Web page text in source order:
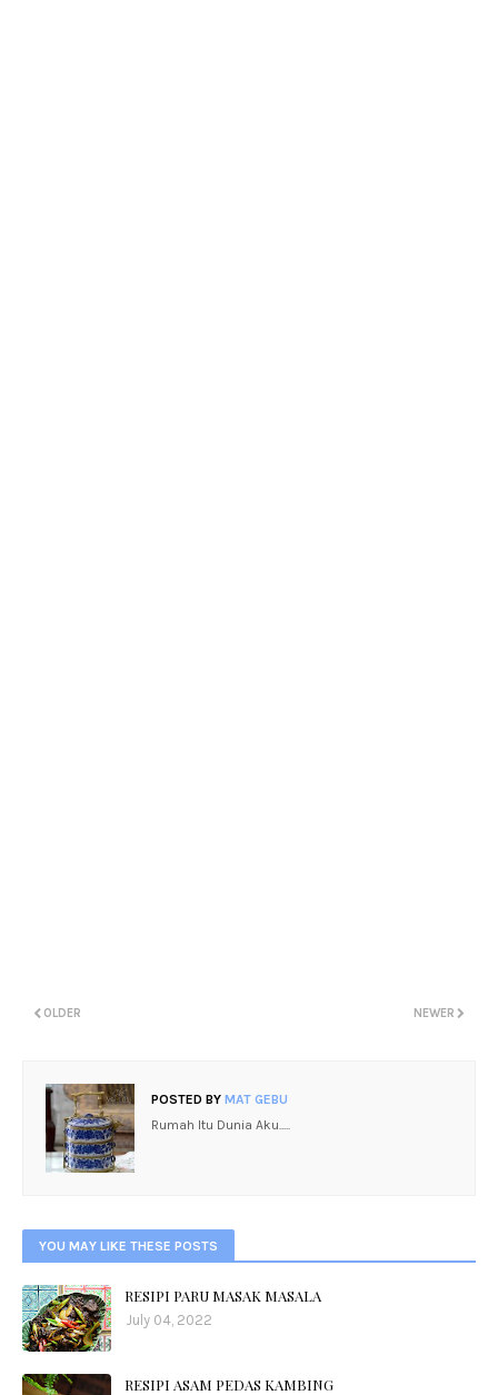
NEWER
OLDER
POSTED BY MAT GEBU
Rumah Itu Dunia Aku.....
YOU MAY LIKE THESE POSTS
RESIPI PARU MASAK MASALA
July 04, 2022
RESIPI ASAM PEDAS KAMBING